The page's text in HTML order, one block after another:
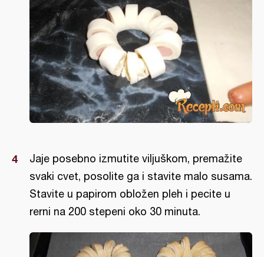
Jaje posebno izmutite viljuškom, premažite
svaki cvet, posolite ga i stavite malo susama.
Stavite u papirom obložen pleh i pecite u
rerni na 200 stepeni oko 30 minuta.